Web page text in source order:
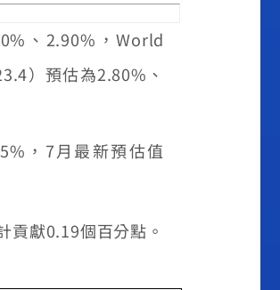
、2.90%，World
）預估為2.80%、
，7月最新預估值
貢獻0.19個百分點。